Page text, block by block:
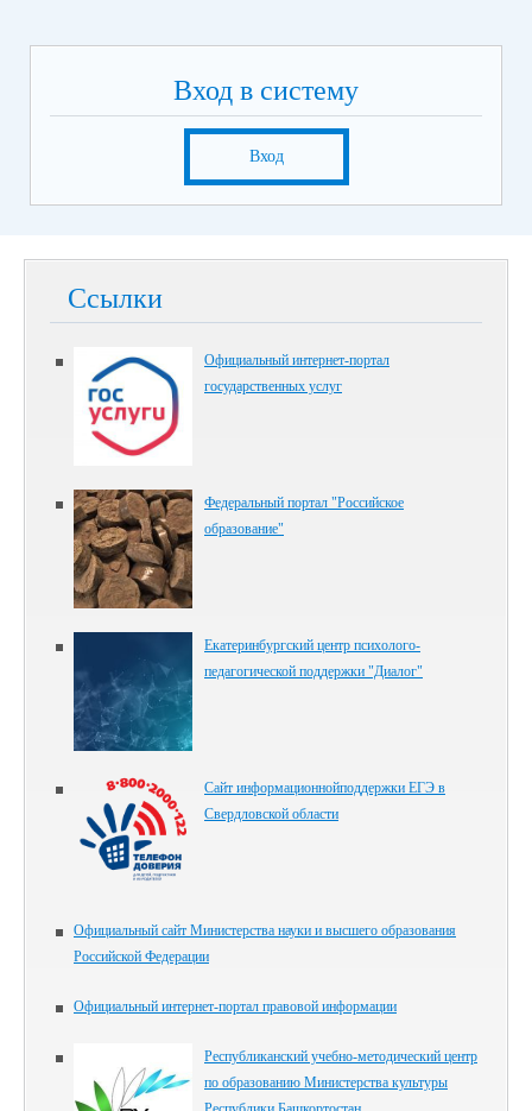
Вход в систему
Вход
Ссылки
Официальный интернет-портал
государственных услуг
Федеральный портал "Российское
образование"
Екатеринбургский центр психолого-
педагогической поддержки "Диалог"
Сайт информационнойподдержки ЕГЭ в
Свердловской области
Официальный сайт Министерства науки и высшего образования
Российской Федерации
Официальный интернет-портал правовой информации
Республиканский учебно-методический центр
по образованию Министерства культуры